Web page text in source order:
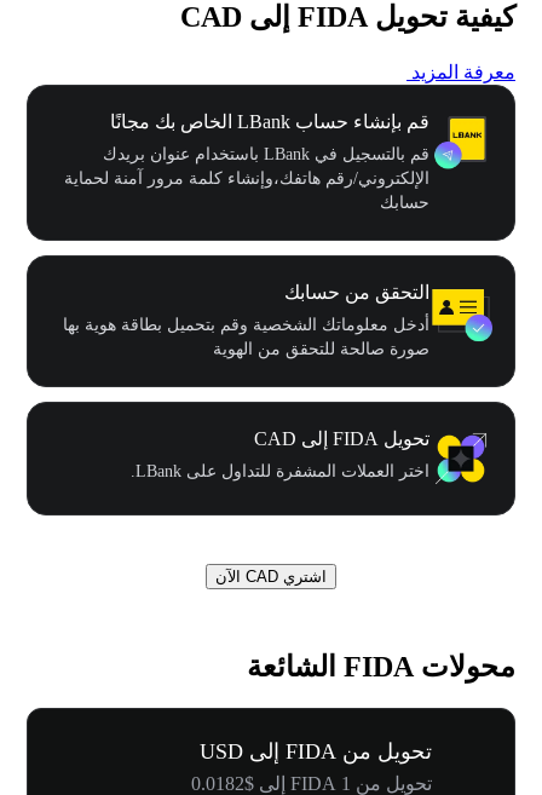
كيفية تحويل FIDA إلى CAD
معرفة المزيد
قم بإنشاء حساب LBank الخاص بك مجانًا
قم بالتسجيل في LBank باستخدام عنوان بريدك
الإلكتروني/رقم هاتفك،وإنشاء كلمة مرور آمنة لحماية
حسابك
التحقق من حسابك
أدخل معلوماتك الشخصية وقم بتحميل بطاقة هوية بها
صورة صالحة للتحقق من الهوية
تحويل FIDA إلى CAD
اختر العملات المشفرة للتداول على LBank.
اشتري CAD الآن
محولات FIDA الشائعة
تحويل من FIDA إلى USD
تحويل من 1 FIDA إلى $0.0182